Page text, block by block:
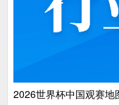
2026世界杯中国观赛地